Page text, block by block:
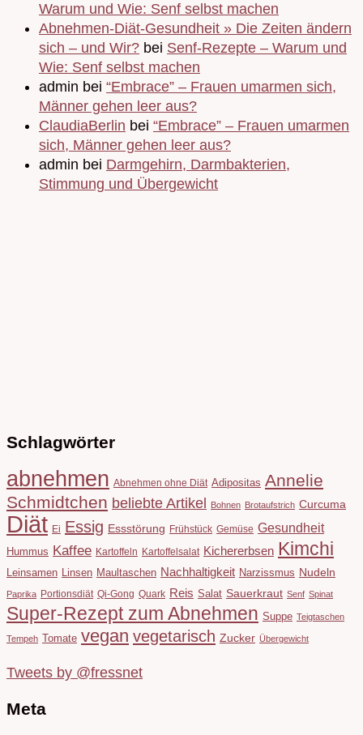
Warum und Wie: Senf selbst machen
Abnehmen-Diät-Gesundheit » Die Zeiten ändern
sich – und Wir? bei Senf-Rezepte – Warum und
Wie: Senf selbst machen
admin bei “Embrace” – Frauen umarmen sich,
Männer gehen leer aus?
ClaudiaBerlin bei “Embrace” – Frauen umarmen
sich, Männer gehen leer aus?
admin bei Darmgehirn, Darmbakterien,
Stimmung und Übergewicht
Schlagwörter
abnehmen Abnehmen ohne Diät Adipositas Annelie
Schmidtchen beliebte Artikel Bohnen Brotaufstrich Curcuma
Diät Ei Essig Essstörung Frühstück Gemüse Gesundheit
Hummus Kaffee Kartoffeln Kartoffelsalat Kichererbsen Kimchi
Leinsamen Linsen Maultaschen Nachhaltigkeit Narzissmus Nudeln
Paprika Portionsdiät Qi-Gong Quark Reis Salat Sauerkraut Senf Spinat
Super-Rezept zum Abnehmen Suppe Teigtaschen
Tempeh Tomate vegan vegetarisch Zucker Übergewicht
Tweets by @fressnet
Meta